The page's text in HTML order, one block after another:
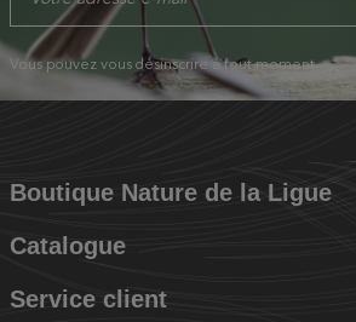
Vous pouvez vous désinscrire à tout moment.
Boutique Nature de la Ligue
Catalogue
Service client